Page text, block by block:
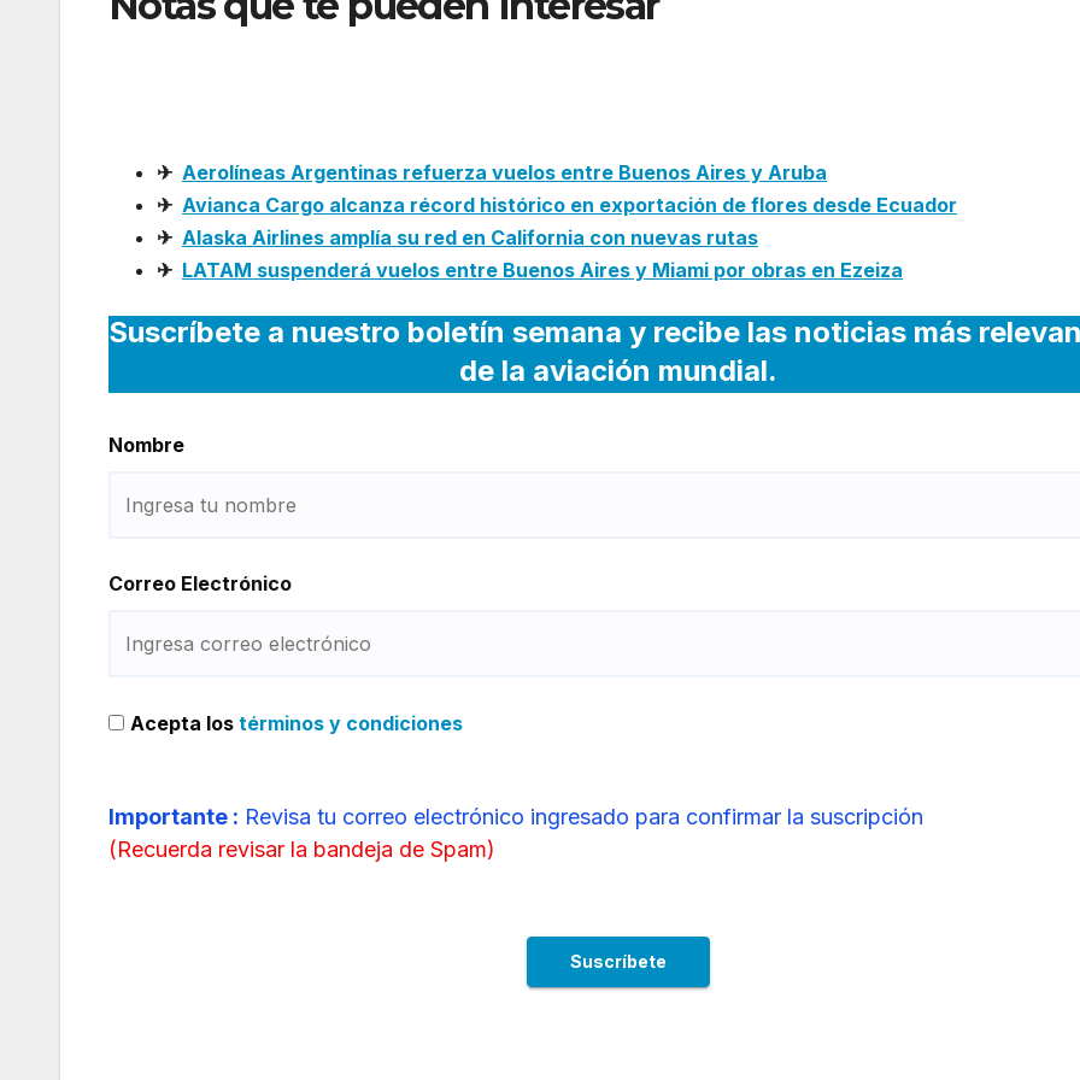
✈ Aerolíneas Argentinas refuerza vuelos entre Buenos Aires y Aruba
✈ Avianca Cargo alcanza récord histórico en exportación de flores desde Ecuador
✈ Alaska Airlines amplía su red en California con nuevas rutas
✈ LATAM suspenderá vuelos entre Buenos Aires y Miami por obras en Ezeiza
Suscríbete a nuestro boletín semana y recibe las noticias más
de la aviación mundial.
Nombre
Correo Electrónico
Acepta los términos y condiciones
Importante : Revisa tu correo electrónico ingresado para confirmar la suscripción
(Recuerda revisar la bandeja de Spam)